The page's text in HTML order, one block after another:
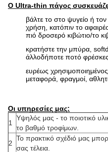
Ο Ultra-thin πάγος
βάλτε το στο ψυγείο ή
χρήση, κατόπιν το
πιό δροσερό κιβώτιο/το
κρατήστε την μπύρα,
άλλοδήποτε ποτό φρέσκες.
ευρέως χρησιμοποιημένος
μεταφορά, φραγμοί,
Οι υπηρεσίες μας:
1
Υψηλός μας - το ποιοτικό
το βαθμό τροφίμων.
2
Το πρακτικό σχέδιό μας
σας τέλεια.